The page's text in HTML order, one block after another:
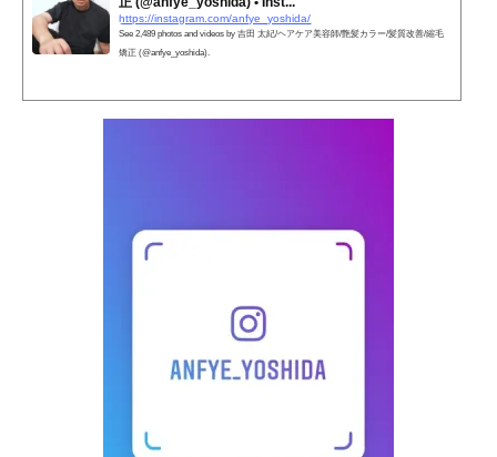
https://instagram.com/anfye_yoshida/
See 2,489 photos and videos by 吉田 太紀/ヘアケア美容師/艶髪カラー/髪質改善/縮毛
矯正 (@anfye_yoshida).